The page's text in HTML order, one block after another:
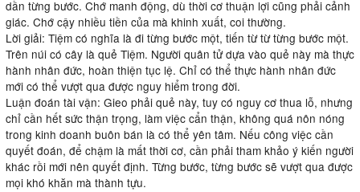
dần từng bước. Chớ manh động, dù thời cơ thuận lợi cũng phải cảnh
giác. Chớ cậy nhiều tiền của mà khinh xuất, coi thường.
Lời giải: Tiệm có nghĩa là đi từng bước một, tiến từ từ từng bước một.
Trên núi có cây là quẻ Tiệm. Người quân tử dựa vào quẻ này mà thực
hành nhân đức, hoàn thiện tục lệ. Chỉ có thể thực hành nhân đức
mới có thể vượt qua được nguy hiểm trong đời.
Luận đoán tài vận: Gieo phải quẻ này, tuy có nguy cơ thua lỗ, nhưng
chỉ cần hết sức thận trọng, làm việc cẩn thận, không quá nôn nóng
trong kinh doanh buôn bán là có thể yên tâm. Nếu công việc cần
quyết đoán, để chậm là mất thời cơ, cần phải tham khảo ý kiến người
khác rồi mới nên quyết định. Từng bước, từng bước sẽ vượt qua được
mọi khó khăn mà thành tựu.